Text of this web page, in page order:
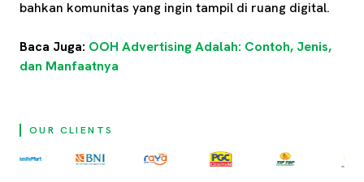
bahkan komunitas yang ingin tampil di ruang digital.
Baca Juga: OOH Advertising Adalah: Contoh, Jenis,
dan Manfaatnya
OUR CLIENTS